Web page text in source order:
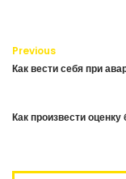
Previous
Как вести себя при
Как произвести